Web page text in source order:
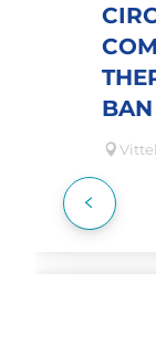
BAN
Vittel